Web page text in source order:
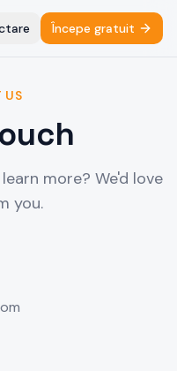
Începe gratuit
US
more? We'd love
you.